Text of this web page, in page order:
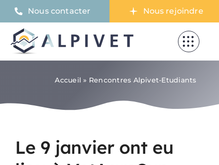
Skip
content
Nous contacter Nous rejoindre
Accueil » Rencontres Alpivet-Etudiants
Le 9 janvier ont eu